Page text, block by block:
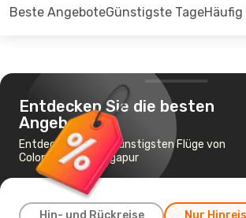
Beste AngeboteGünstigste Tage
Entdecken Sie die besten
Angebote
Entdecken Sie die günstigsten Flüge von
Colombo nach Singapur
Hin- und Rückreise Nur